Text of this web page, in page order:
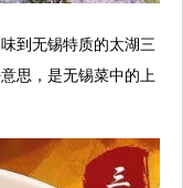
到无锡特质的太湖三
思，是无锡菜中的上